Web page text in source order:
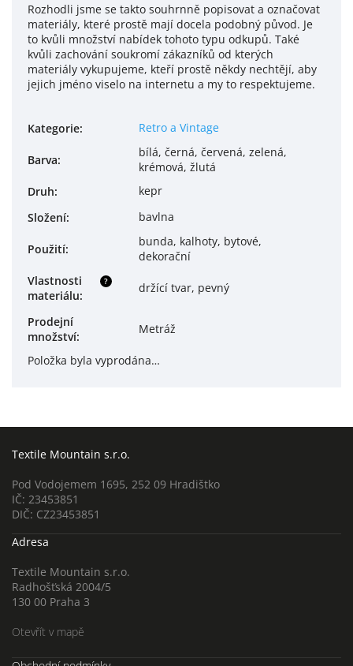
Rozhodli jsme se takto souhrnně popisovat a označovat
materiály, které prostě mají docela podobný původ. Je
to kvůli množství nabídek tohoto typu odkupů. Také
kvůli zachování soukromí zákazníků od kterých
materiály vykupujeme, kteří prostě někdy nechtějí, aby
jejich jméno viselo na internetu a my to respektujeme.
Kategorie: Retro a Vintage
Barva:
bílá, černá, červená, zelená,
krémová, žlutá
Druh:
kepr
Složení: bavlna
Použití:
bunda, kalhoty, bytové,
dekorační
?
Vlastnosti
materiálu:
držící tvar, pevný
Prodejní
množství:
Metráž
Položka byla vyprodána…
Textile Mountain s.r.o.
Pod Vodojemem 1695, 252 09 Hradištko
IČ: 23453851
DIČ: CZ23453851
Adresa
Textile Mountain s.r.o.
Radhošťská 2004/5
130 00 Praha 3
Otevřít v mapě